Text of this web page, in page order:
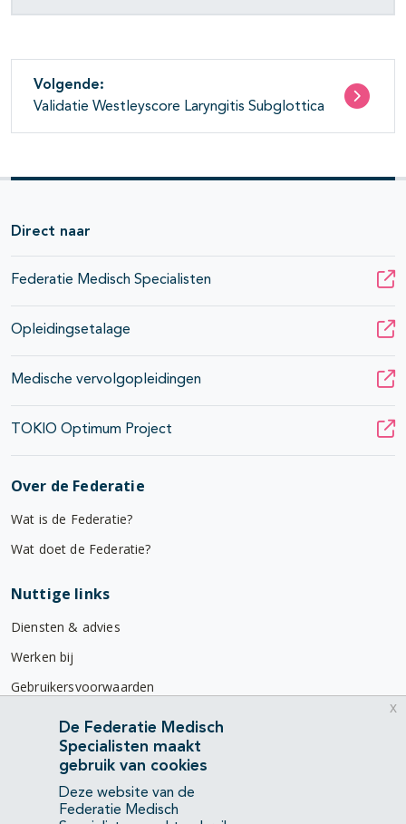
Volgende:
Validatie Westleyscore Laryngitis Subglottica
Direct naar
Federatie Medisch Specialisten
Opleidingsetalage
Medische vervolgopleidingen
TOKIO Optimum Project
Over de Federatie
Wat is de Federatie?
Wat doet de Federatie?
Nuttige links
Diensten & advies
Werken bij
Gebruikersvoorwaarden
Privacyverklaring
Contact
Mercatorlaan 1200
3528 BL Utrecht
De Federatie Medisch
Specialisten maakt
gebruik van cookies
Deze website van de
Federatie Medisch
x